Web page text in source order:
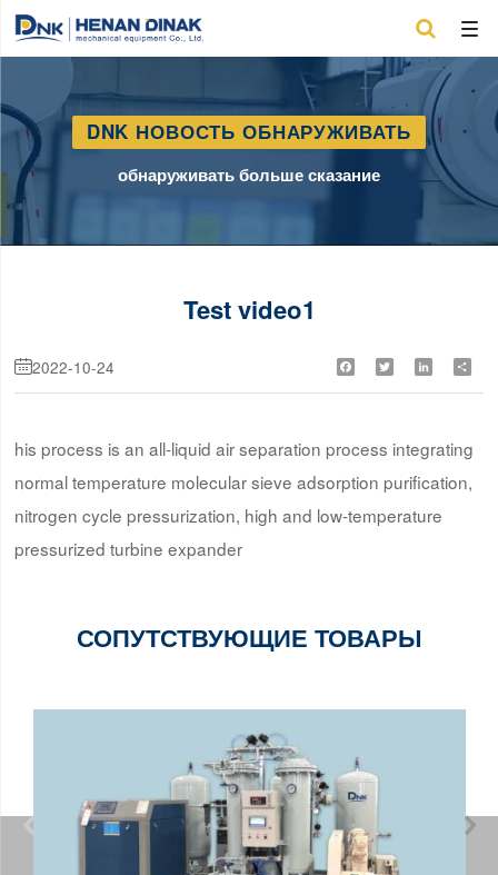

DNK НОВОСТЬ ОБНАРУЖИВАТЬ
обнаруживать больше сказание
Test video1
2022-10-24 Facebook Twitter LinkedIn
his process is an all-liquid air separation process integrating
normal temperature molecular sieve adsorption purification,
nitrogen cycle pressurization, high and low-temperature
pressurized turbine expander
СОПУТСТВУЮЩИЕ ТОВАРЫ
